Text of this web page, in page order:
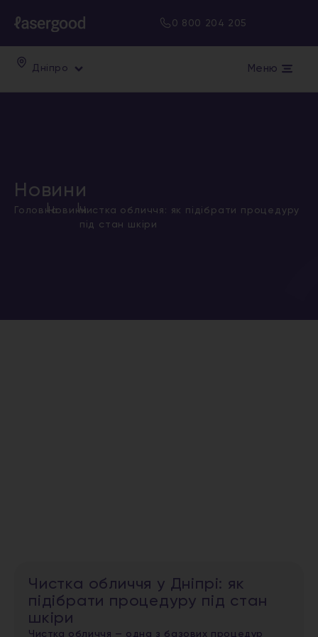
0 800 204 205
Дніпро Меню
Новини
Головна
|Новини
|Чистка обличчя: як підібрати процедуру
під стан шкіри
Чистка обличчя у Дніпрі: як
підібрати процедуру під стан
шкіри
Чистка обличчя — одна з базових процедур